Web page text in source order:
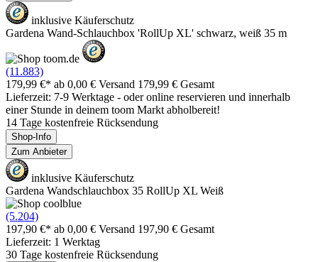
inklusive Käuferschutz
Gardena Wand-Schlauchbox 'RollUp XL' schwarz, weiß 35 m
(11.883)
179,99 €* ab 0,00 € Versand 179,99 € Gesamt
Lieferzeit: 7-9 Werktage - oder online reservieren und innerhalb
einer Stunde in deinem toom Markt abholbereit!
14 Tage kostenfreie Rücksendung
Shop-Info
Zum Anbieter
inklusive Käuferschutz
Gardena Wandschlauchbox 35 RollUp XL Weiß
(5.204)
197,90 €* ab 0,00 € Versand 197,90 € Gesamt
Lieferzeit: 1 Werktag
30 Tage kostenfreie Rücksendung